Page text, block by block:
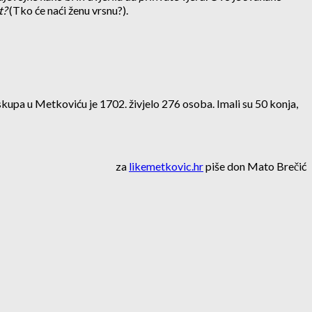
(Tko će naći ženu vrsnu?).
u Metkoviću je 1702. živjelo 276 osoba. Imali su 50 konja,
za likemetkovic.hrpiše don Mato Brečić